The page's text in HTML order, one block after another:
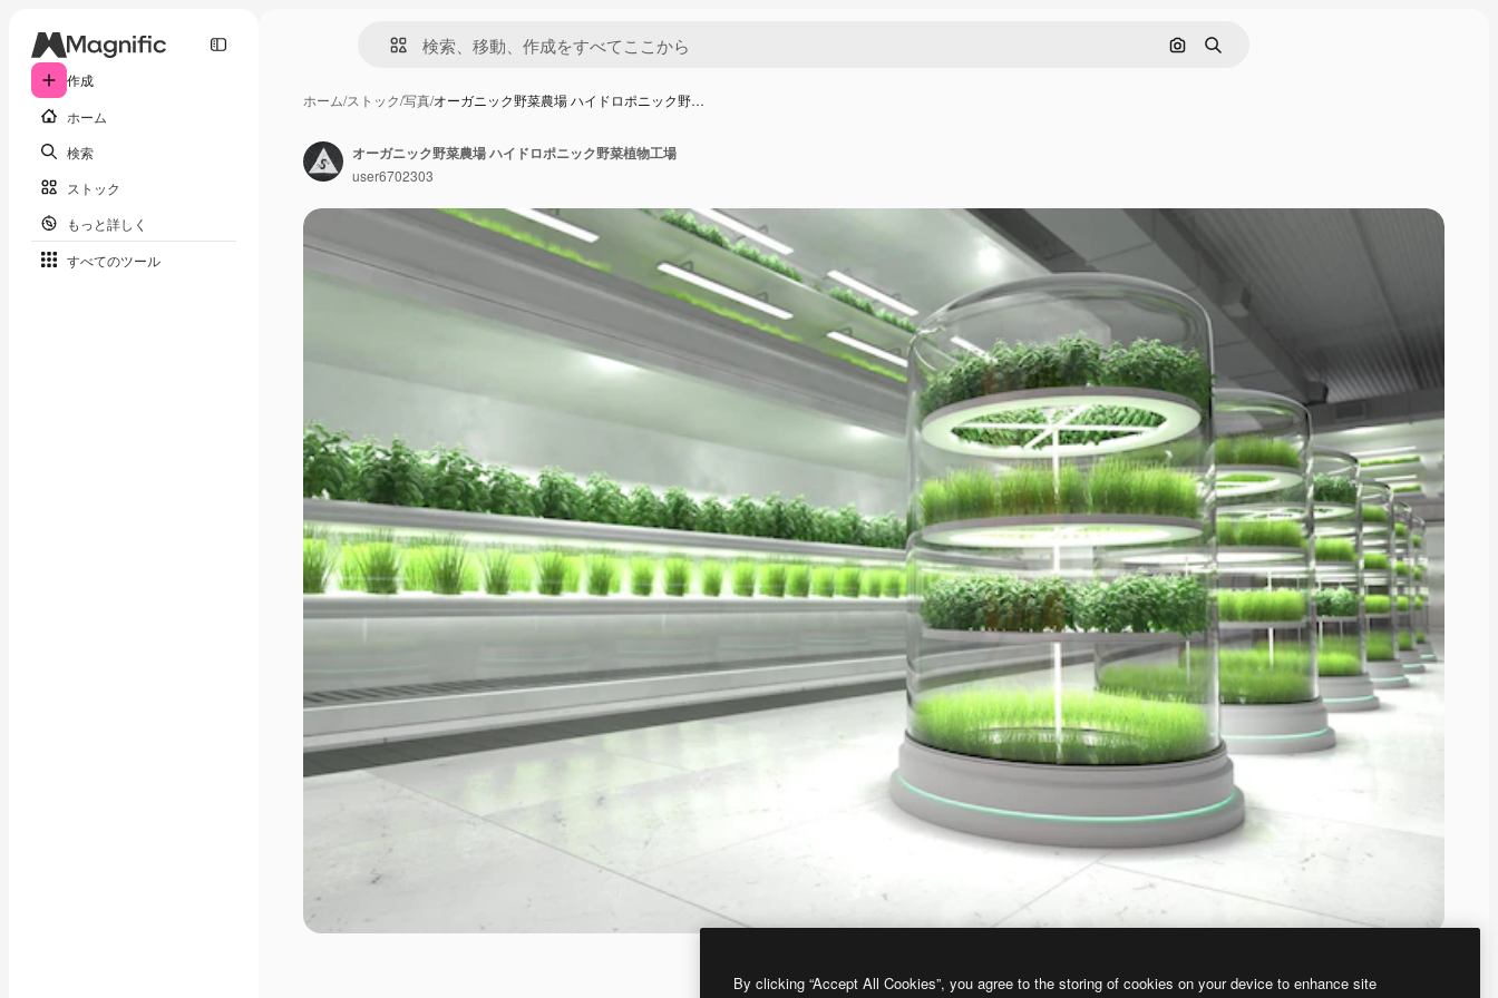
作成
ホーム
検索
ストック
もっと詳しく
すべてのツール
画像で検索
検索
ホーム/ストック/写真/オーガニック野菜農場 ハイドロポニック野…
オーガニック野菜農場 ハイドロポニック野菜植物工場
user6702303
By clicking “Accept All Cookies”, you agree to the storing of cookies on your device to enhance site